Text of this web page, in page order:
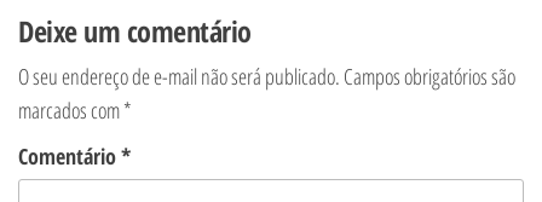
Deixe um comentário
O seu endereço de e-mail não será publicado. Campos obrigatórios são
marcados com*
Comentário*